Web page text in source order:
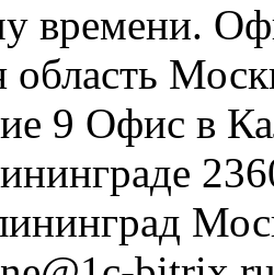
времени.
9 Офис в